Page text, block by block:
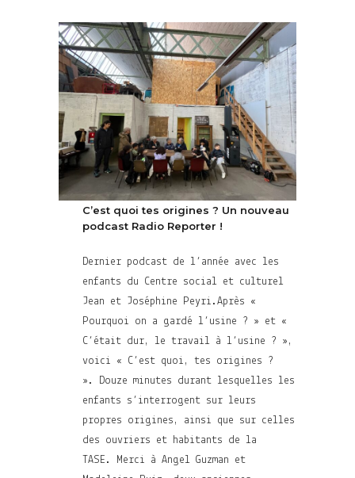
C’est quoi tes origines ? Un nouveau
podcast Radio Reporter !
Dernier podcast de l’année avec les
enfants du Centre social et culturel
Jean et Joséphine Peyri.Après «
Pourquoi on a gardé l’usine ? » et «
C’était dur, le travail à l’usine ? »,
voici « C’est quoi, tes origines ?
». Douze minutes durant lesquelles les
enfants s’interrogent sur leurs
propres origines, ainsi que sur celles
des ouvriers et habitants de la
TASE. Merci à Angel Guzman et